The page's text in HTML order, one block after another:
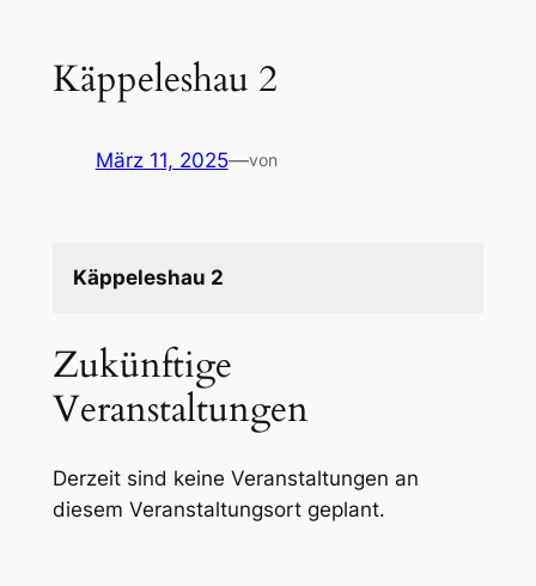
Käppeleshau 2
März 11, 2025—von
Käppeleshau 2
Zukünftige
Veranstaltungen
Derzeit sind keine Veranstaltungen an
diesem Veranstaltungsort geplant.